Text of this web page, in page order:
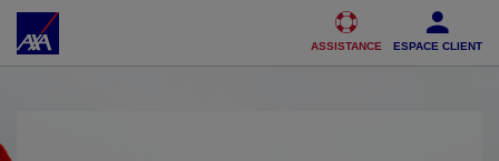
Accéder au Contenu Accéder au Pied de page
ASSISTANCE ESPACE CLIENT